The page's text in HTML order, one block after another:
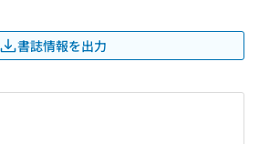
書誌情報を出力